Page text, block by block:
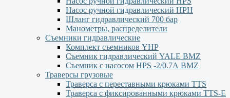
Насос ручной гидравлический HPН
Шланг гидравлический 700 бар
Манометры, распределители
Съемники гидравлические
Комплект съемников YHP
Съемник гидравлический YALE BMZ
Съемник с насосом HPS -2/0.7А BMZ
Траверсы грузовые
Траверса с переставными крюками TTS
Траверса с фиксированными крюками TTS-Е